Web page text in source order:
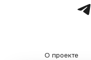
О проекте